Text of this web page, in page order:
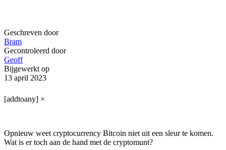
Geschreven door
Bram
Gecontroleerd door
Geoff
Bijgewerkt op
13 april 2023
[addtoany] ×
Opnieuw weet cryptocurrency Bitcoin niet uit een sleur te komen.
Wat is er toch aan de hand met de cryptomunt?